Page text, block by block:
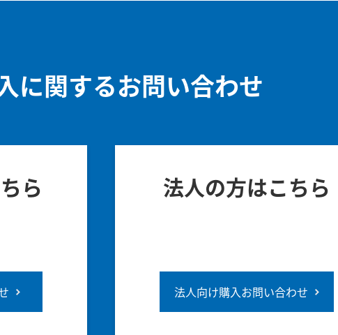
に関するお問い合わせ
ら 法人の方はこちら
法人向け購入お問い合わせ